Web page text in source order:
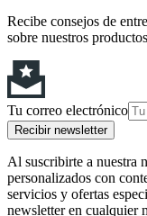
Recibe consejos de
sobre nuestros
Tu correo electrónico
Recibir newsletter
Al suscribirte a nuestra
personalizados con
servicios y ofertas
newsletter en cualquier